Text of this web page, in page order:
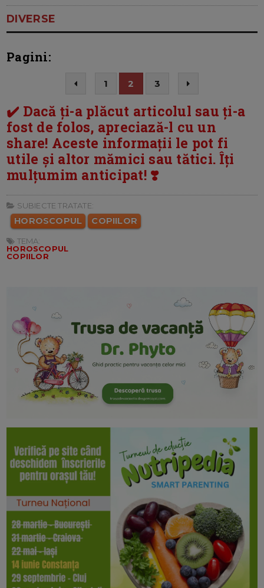
DIVERSE
Pagini:
1 2 3
✔️ Dacă ți-a plăcut articolul sau ți-a
fost de folos, apreciază-l cu un
share! Aceste informații le pot fi
utile și altor mămici sau tătici. Îți
mulțumim anticipat! ❣️
SUBIECTE TRATATE:
HOROSCOPUL COPIILOR
TEMA:
HOROSCOPUL
COPIILOR